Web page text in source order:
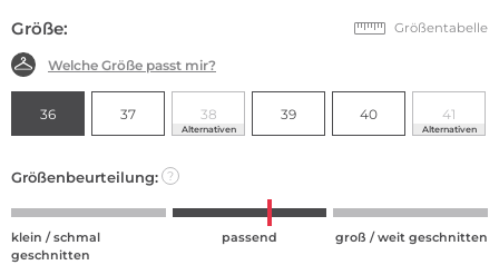
Größe: Größentabelle
Welche Größe passt mir?
36 37 38
Alternativen
39 40 41
Alternativen
Größenbeurteilung: ?
klein / schmal
geschnitten
passend groß / weit geschnitten